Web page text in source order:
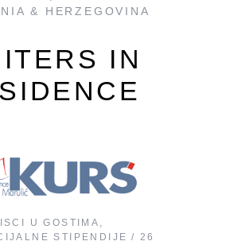
& HERZEGOVINA
IN
U GOSTIMA ,
STIPENDIJE
26